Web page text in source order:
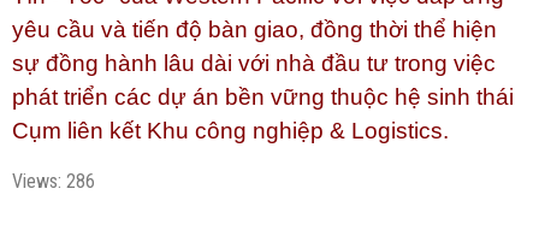
yêu cầu và tiến độ bàn giao, đồng thời thể hiện
sự đồng hành lâu dài với nhà đầu tư trong việc
phát triển các dự án bền vững thuộc hệ sinh thái
Cụm liên kết Khu công nghiệp & Logistics.
Views: 286